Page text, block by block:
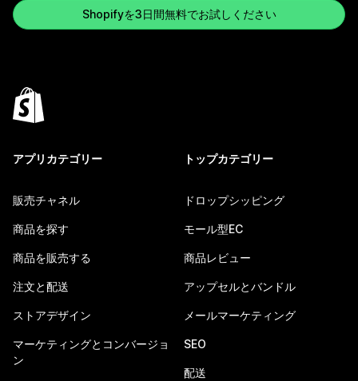
Shopifyを3日間無料でお試しください
アプリカテゴリー
販売チャネル
商品を探す
商品を販売する
注文と配送
ストアデザイン
マーケティングとコンバージョ
ン
トップカテゴリー
ドロップシッピング
モール型EC
商品レビュー
アップセルとバンドル
メールマーケティング
SEO
配送